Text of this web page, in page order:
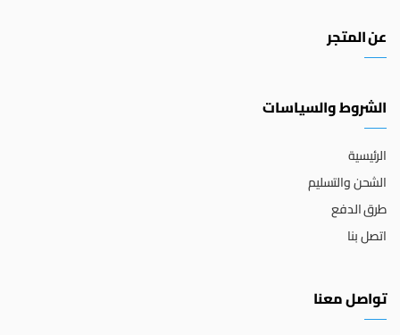
عن المتجر
الشروط والسياسات
الرئيسية
الشحن والتسليم
طرق الدفع
اتصل بنا
تواصل معنا